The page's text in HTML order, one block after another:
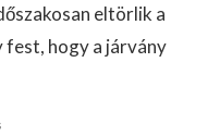
eltörlik a
hogy a járvány